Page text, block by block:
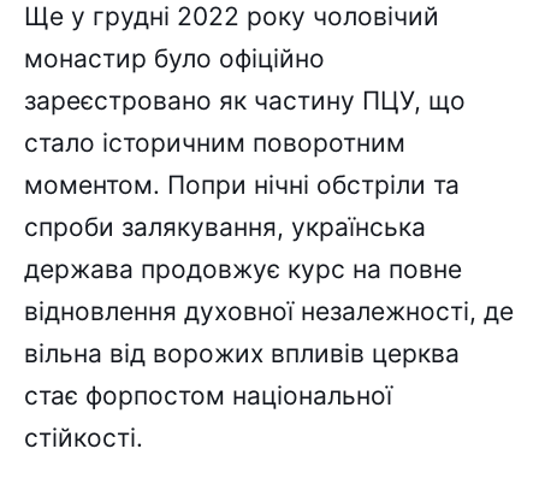
Ще у грудні 2022 року чоловічий
монастир було офіційно
зареєстровано як частину ПЦУ, що
стало історичним поворотним
моментом. Попри нічні обстріли та
спроби залякування, українська
держава продовжує курс на повне
відновлення духовної незалежності, де
вільна від ворожих впливів церква
стає форпостом національної
стійкості.